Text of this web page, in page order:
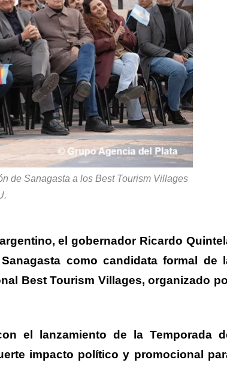
de Sanagasta a los Best Tourism Villages
el gobernador Ricardo
como candidata formal de
Best Tourism Villages, organizado
el lanzamiento de la Temporada
impacto político y promocional